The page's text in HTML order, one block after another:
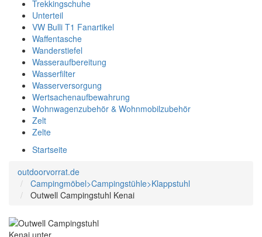
Trekkingschuhe
Unterteil
VW Bulli T1 Fanartikel
Waffentasche
Wanderstiefel
Wasseraufbereitung
Wasserfilter
Wasserversorgung
Wertsachenaufbewahrung
Wohnwagenzubehör & Wohnmobilzubehör
Zelt
Zelte
Startseite
outdoorvorrat.de
Campingmöbel>Campingstühle>Klappstuhl
Outwell Campingstuhl Kenai